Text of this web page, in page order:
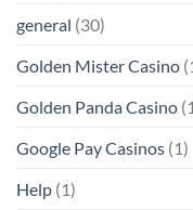
general (30)
Golden Mister Casino
Golden Panda Casino
Google Pay Casinos (1)
Help (1)